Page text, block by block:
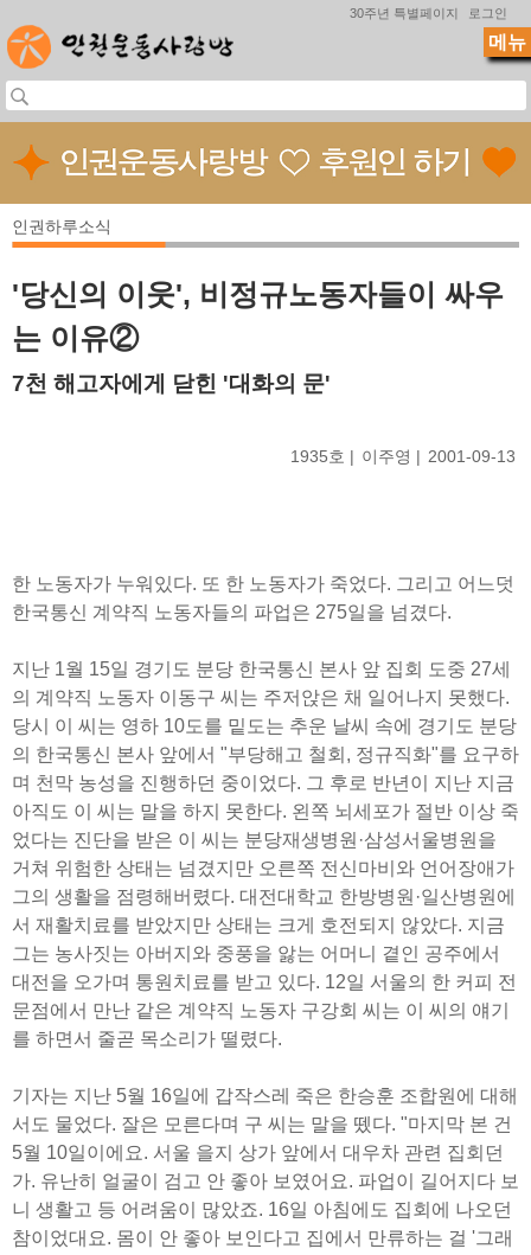
30주년 특별페이지 로그인
인권하루소식
'당신의 이웃', 비정규노동자들이 싸우
는 이유②
7천 해고자에게 닫힌 '대화의 문'
1935호 이주영 2001-09-13
한 노동자가 누워있다. 또 한 노동자가 죽었다. 그리고 어느덧
한국통신 계약직 노동자들의 파업은 275일을 넘겼다.
지난 1월 15일 경기도 분당 한국통신 본사 앞 집회 도중 27세
의 계약직 노동자 이동구 씨는 주저앉은 채 일어나지 못했다.
당시 이 씨는 영하 10도를 밑도는 추운 날씨 속에 경기도 분당
의 한국통신 본사 앞에서 "부당해고 철회, 정규직화"를 요구하
며 천막 농성을 진행하던 중이었다. 그 후로 반년이 지난 지금
아직도 이 씨는 말을 하지 못한다. 왼쪽 뇌세포가 절반 이상 죽
었다는 진단을 받은 이 씨는 분당재생병원·삼성서울병원을
거쳐 위험한 상태는 넘겼지만 오른쪽 전신마비와 언어장애가
그의 생활을 점령해버렸다. 대전대학교 한방병원·일산병원에
서 재활치료를 받았지만 상태는 크게 호전되지 않았다. 지금
그는 농사짓는 아버지와 중풍을 앓는 어머니 곁인 공주에서
대전을 오가며 통원치료를 받고 있다. 12일 서울의 한 커피 전
문점에서 만난 같은 계약직 노동자 구강회 씨는 이 씨의 얘기
를 하면서 줄곧 목소리가 떨렸다.
기자는 지난 5월 16일에 갑작스레 죽은 한승훈 조합원에 대해
서도 물었다. 잘은 모른다며 구 씨는 말을 뗐다. "마지막 본 건
5월 10일이에요. 서울 을지 상가 앞에서 대우차 관련 집회던
가. 유난히 얼굴이 검고 안 좋아 보였어요. 파업이 길어지다 보
니 생활고 등 어려움이 많았죠. 16일 아침에도 집회에 나오던
참이었대요. 몸이 안 좋아 보인다고 집에서 만류하는 걸 '그래
메뉴